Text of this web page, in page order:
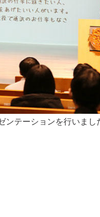
テーションを行いまし